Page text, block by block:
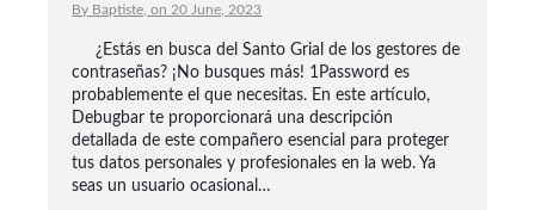
By Baptiste, on 20 June, 2023
¿Estás en busca del Santo Grial de los gestores de
contraseñas? ¡No busques más! 1Password es
probablemente el que necesitas. En este artículo,
Debugbar te proporcionará una descripción
detallada de este compañero esencial para proteger
tus datos personales y profesionales en la web. Ya
seas un usuario ocasional…